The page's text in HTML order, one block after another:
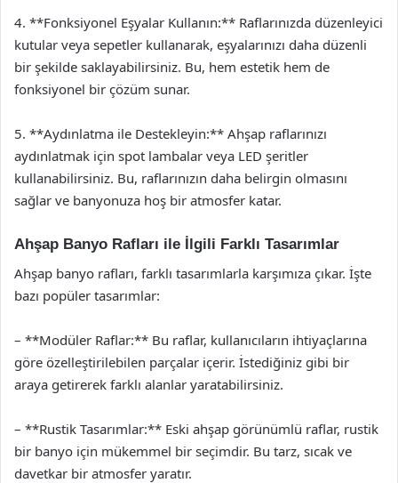
4. **Fonksiyonel Eşyalar Kullanın:** Raflarınızda düzenleyici
kutular veya sepetler kullanarak, eşyalarınızı daha düzenli
bir şekilde saklayabilirsiniz. Bu, hem estetik hem de
fonksiyonel bir çözüm sunar.
5. **Aydınlatma ile Destekleyin:** Ahşap raflarınızı
aydınlatmak için spot lambalar veya LED şeritler
kullanabilirsiniz. Bu, raflarınızın daha belirgin olmasını
sağlar ve banyonuza hoş bir atmosfer katar.
Ahşap Banyo Rafları ile İlgili Farklı Tasarımlar
Ahşap banyo rafları, farklı tasarımlarla karşımıza çıkar. İşte
bazı popüler tasarımlar:
– **Modüler Raflar:** Bu raflar, kullanıcıların ihtiyaçlarına
göre özelleştirilebilen parçalar içerir. İstediğiniz gibi bir
araya getirerek farklı alanlar yaratabilirsiniz.
– **Rustik Tasarımlar:** Eski ahşap görünümlü raflar, rustik
bir banyo için mükemmel bir seçimdir. Bu tarz, sıcak ve
davetkar bir atmosfer yaratır.